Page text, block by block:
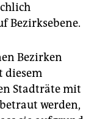
Bezirksebene.
Bezirken
diesem
Stadträte mit
werden,